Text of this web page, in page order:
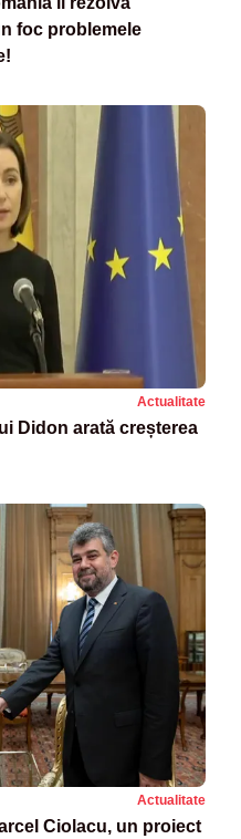
foc problemele
Actualitate
Actualitate
Ciolacu, un proiect